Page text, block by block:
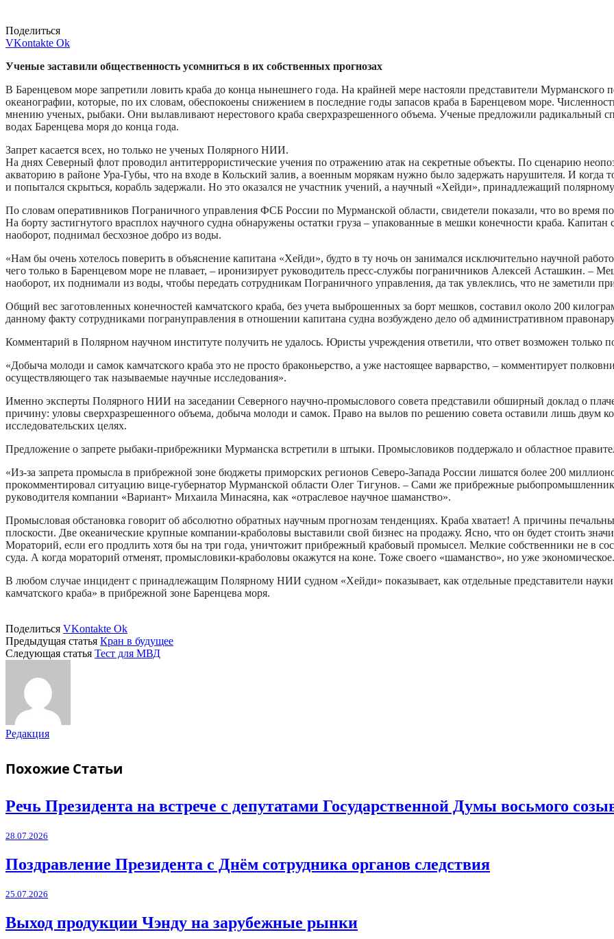
Поделиться
VKontakte Ok
Ученые заставили общественность усомниться в их собственных прогнозах
В Баренцевом море запретили ловить краба до конца нынешнего года. На крайней мере настояли представители Мурманского
океанографии, которые, по их словам, обеспокоены снижением в последние годы запасов краба в Баренцевом море.
мнению ученых, рыбаки. Они вылавливают нерестового краба сверхразрешенного объема. Ученые предложили радикальный
водах Баренцева моря до конца года.
Запрет касается всех, но только не ученых Полярного НИИ.
На днях Северный флот проводил антитеррористические учения по отражению атак на секретные объекты. По сценарию
акваторию в районе Ура-Губы, что на входе в Кольский залив, а военным морякам нужно было задержать нарушителя. И когда
и попытался скрыться, корабль задержали. Но это оказался не участник учений, а научный «Хейди», принадлежащий полярному
По словам оперативников Пограничного управления ФСБ России по Мурманской области, свидетели показали, что во время
На борту застигнутого врасплох научного судна обнаружены остатки груза – упакованные в мешки конечности краба.
наоборот, поднимал бесхозное добро из воды.
«Нам бы очень хотелось поверить в объяснение капитана «Хейди», будто в ту ночь он занимался исключительно научной
чего только в Баренцевом море не плавает, – иронизирует руководитель пресс-службы пограничников Алексей Асташкин. –
наоборот, их поднимали из воды, чтобы передать сотрудникам Пограничного управления, да так увлеклись, что не заметили
Общий вес заготовленных конечностей камчатского краба, без учета выброшенных за борт мешков, составил около 200
данному факту сотрудниками погрануправления в отношении капитана судна возбуждено дело об административном
Комментарий в Полярном научном институте получить не удалось. Юристы учреждения ответили, что ответ возможен только
«Добыча молоди и самок камчатского краба это не просто браконьерство, а уже настоящее варварство, – комментирует
осуществляющего так называемые научные исследования».
Именно эксперты Полярного НИИ на заседании Северного научно-промыслового совета представили обширный доклад о
причину: уловы сверхразрешенного объема, добыча молоди и самок. Право на вылов по решению совета оставили лишь двум
исследовательских целях.
Предложение о запрете рыбаки-прибрежники Мурманска встретили в штыки. Промысловиков поддержало и областное
«Из-за запрета промысла в прибрежной зоне бюджеты приморских регионов Северо-Запада России лишатся более 200
прокомментировал ситуацию вице-губернатор Мурманской области Олег Тигунов. – Сами же прибрежные
руководителя компании «Вариант» Михаила Минасяна, как «отраслевое научное шаманство».
Промысловая обстановка говорит об абсолютно обратных научным прогнозам тенденциях. Краба хватает! А причины
плоскости. Две океанические крупные компании-краболовы выставили свой бизнес на продажу. Ясно, что он будет стоить
Мораторий, если его продлить хотя бы на три года, уничтожит прибрежный крабовый промысел. Мелкие собственники не в
суда. А когда мораторий отменят, промысловики-краболовы окажутся на коне. Тоже своего «шаманство», но уже экономическое.
В любом случае инцидент с принадлежащим Полярному НИИ судном «Хейди» показывает, как отдельные представители науки
камчатского краба» в прибрежной зоне Баренцева моря.
Поделиться VKontakte Ok
Предыдущая статья Кран в будущее
Следующая статья Тест для МВД
Редакция
Похожие Статьи
Речь Президента на встрече с депутатами Государственной Думы восьмого
28.07.2026
Поздравление Президента с Днём сотрудника органов следствия
25.07.2026
Выход продукции Чэнду на зарубежные рынки